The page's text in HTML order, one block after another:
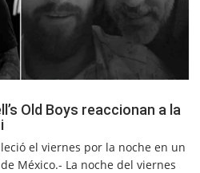
Old Boys reaccionan a la
el viernes por la noche en un
México.- La noche del viernes